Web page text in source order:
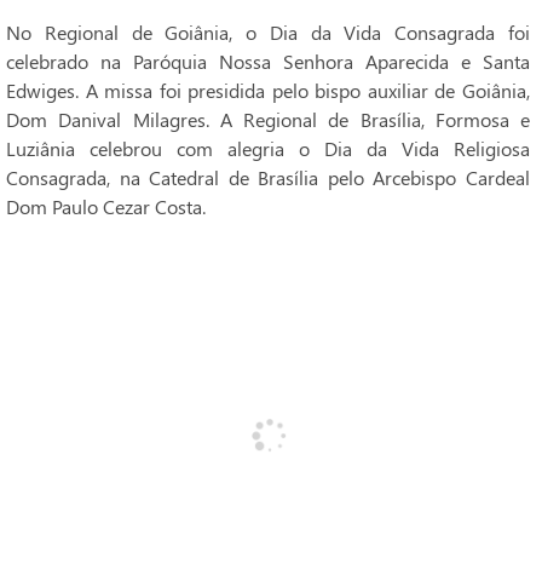
No Regional de Goiânia, o Dia da Vida Consagrada foi
celebrado na Paróquia Nossa Senhora Aparecida e Santa
Edwiges. A missa foi presidida pelo bispo auxiliar de Goiânia,
Dom Danival Milagres. A Regional de Brasília, Formosa e
Luziânia celebrou com alegria o Dia da Vida Religiosa
Consagrada, na Catedral de Brasília pelo Arcebispo Cardeal
Dom Paulo Cezar Costa.